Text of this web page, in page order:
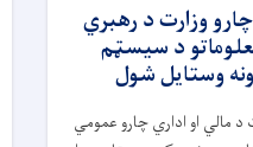
وزارت د رهبري
د سیسټم
وستایل شول
د مالي او اداري چارو عمومي